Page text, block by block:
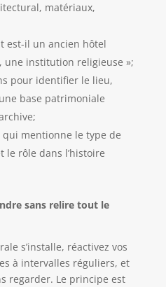
matériaux,
est-il un ancien hôtel
institution religieuse »;
pour identifier le lieu,
base patrimoniale
mentionne le type de
le rôle dans l’histoire
sans relire tout le
s’installe, réactivez vos
à intervalles réguliers, et
regarder. Le principe est